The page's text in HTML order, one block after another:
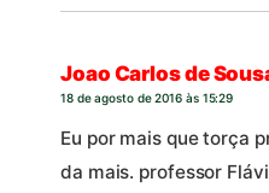
Joao Carlos de
18 de agosto de 2016 às 15:29
Eu por mais que torça
da mais. professor